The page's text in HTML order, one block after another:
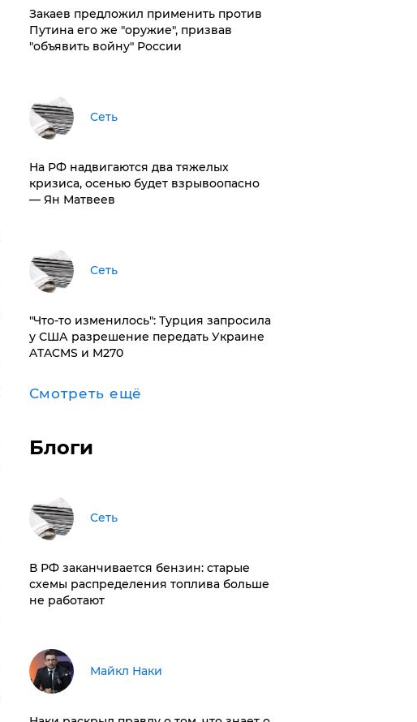
Закаев предложил применить против
Путина его же "оружие", призвав
"объявить войну" России
Сеть
На РФ надвигаются два тяжелых
кризиса, осенью будет взрывоопасно
— Ян Матвеев
Сеть
​"Что-то изменилось": Турция запросила
у США разрешение передать Украине
ATACMS и M270
Смотреть ещё
Блоги
Сеть
​В РФ заканчивается бензин: старые
схемы распределения топлива больше
не работают
Майкл Наки